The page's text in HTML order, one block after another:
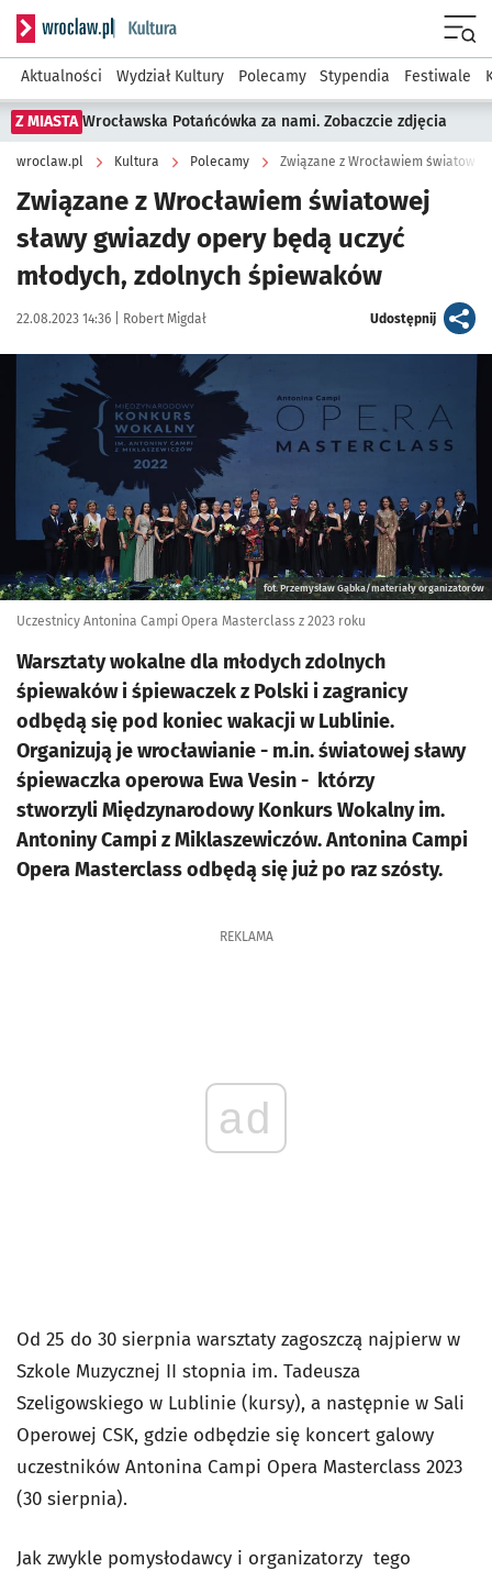
Serwis informacyjny wroclaw.pl podserwis: Kultura
Aktualności Wydział Kultury Polecamy Stypendia Festiwale
Z MIASTA Wrocławska Potańcówka za nami. Zobaczcie zdjęcia
wroclaw.pl Kultura Polecamy
Związane z Wrocławiem światowej
sławy gwiazdy opery będą uczyć
młodych, zdolnych śpiewaków
Data publikacji:
22.08.2023 14:36 | Autor:
Robert Migdał Udostępnijartykuł
Kliknij, aby powiększyć
fot. Przemysław Gąbka/materiały organizatorów
Uczestnicy Antonina Campi Opera Masterclass z 2023 roku
Warsztaty wokalne dla młodych zdolnych
śpiewaków i śpiewaczek z Polski i zagranicy
odbędą się pod koniec wakacji w Lublinie.
Organizują je wrocławianie - m.in. światowej sławy
śpiewaczka operowa Ewa Vesin - którzy
stworzyli Międzynarodowy Konkurs Wokalny im.
Antoniny Campi z Miklaszewiczów. Antonina Campi
Opera Masterclass odbędą się już po raz szósty.
REKLAMA
ad
Od 25 do 30 sierpnia warsztaty zagoszczą najpierw w
Szkole Muzycznej II stopnia im. Tadeusza
Szeligowskiego w Lublinie (kursy), a następnie w Sali
Operowej CSK, gdzie odbędzie się koncert galowy
uczestników Antonina Campi Opera Masterclass 2023
(30 sierpnia).
Jak zwykle pomysłodawcy i organizatorzy tego